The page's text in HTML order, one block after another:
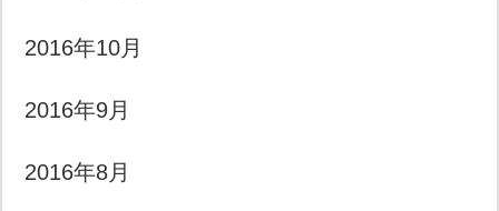
2016年10月
2016年9月
2016年8月